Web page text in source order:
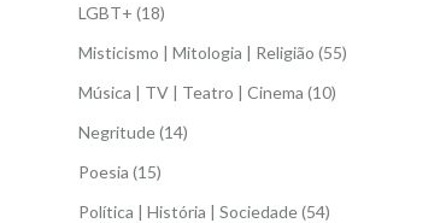
LGBT+ (18)
Misticismo | Mitologia | Religião (55)
Música | TV | Teatro | Cinema (10)
Negritude(14)
Poesia (15)
Política | História | Sociedade(54)